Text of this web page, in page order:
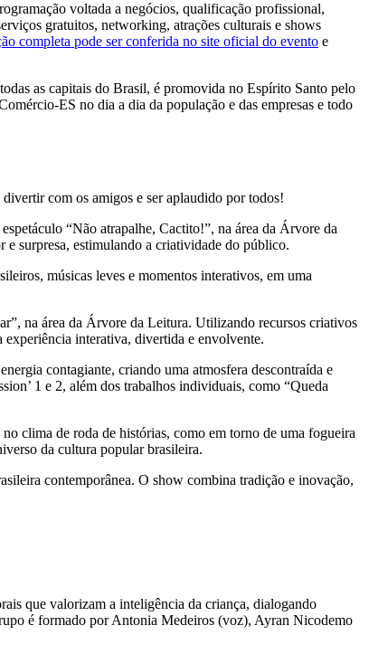
voltada a negócios, qualificação profissional,
gratuitos, networking, atrações culturais e shows
completa pode ser conferida no site oficial do evento e
as capitais do Brasil, é promovida no Espírito Santo pelo
ES no dia a dia da população e das empresas e todo
com os amigos e ser aplaudido por todos!
“Não atrapalhe, Cactito!”, na área da Árvore da
e surpresa, estimulando a criatividade do público.
músicas leves e momentos interativos, em uma
na área da Árvore da Leitura. Utilizando recursos criativos
experiência interativa, divertida e envolvente.
contagiante, criando uma atmosfera descontraída e
1 e 2, além dos trabalhos individuais, como “Queda
clima de roda de histórias, como em torno de uma fogueira
da cultura popular brasileira.
contemporânea. O show combina tradição e inovação,
que valorizam a inteligência da criança, dialogando
é formado por Antonia Medeiros (voz), Ayran Nicodemo